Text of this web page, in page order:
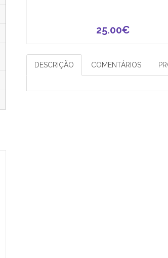
25.00€
DESCRIÇÃO COMENTÁRIOS